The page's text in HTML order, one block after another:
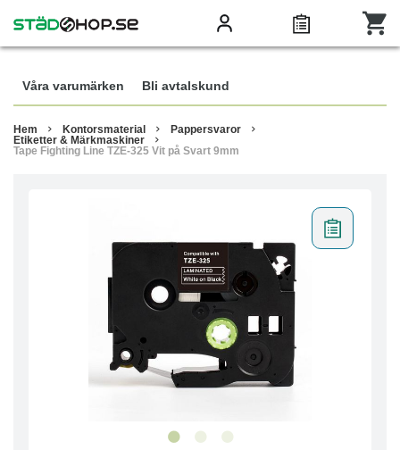
Våra varumärken Bli avtalskund
Hem Kontorsmaterial
Pappersvaror
Etiketter & Märkmaskiner
Tape Fighting Line TZE-325 Vit på Svart 9mm